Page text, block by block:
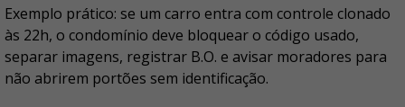
Exemplo prático: se um carro entra com controle clonado
às 22h, o condomínio deve bloquear o código usado,
separar imagens, registrar B.O. e avisar moradores para
não abrirem portões sem identificação.